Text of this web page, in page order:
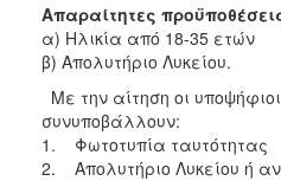
Απαραίτητες
α) Ηλικία από 18-35 ετών
β) Απολυτήριο Λυκείου.
Με την αίτηση οι
συνυποβάλλουν:
1. Φωτοτυπία ταυτότητας
2. Απολυτήριο Λυκείου ή